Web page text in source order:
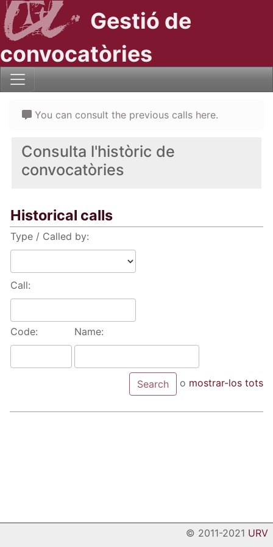
Gestió de
convocatòries
Consulta l'històric de
convocatòries
Historical calls
Type / Called by:
Call:
Code: Name:
o mostrar-los tots
You can consult the previous calls here.
© 2011-2021 URV